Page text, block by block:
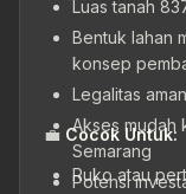
Luas tanah
Bentuk lahan
konsep
Legalitas
Akses mudah
Semarang
Potensi
💼 Cocok Untuk:
Ruko atau